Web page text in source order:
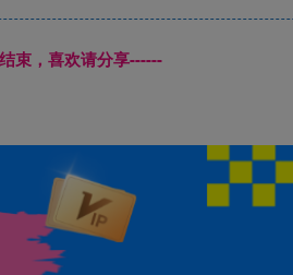
束，喜欢请分享------